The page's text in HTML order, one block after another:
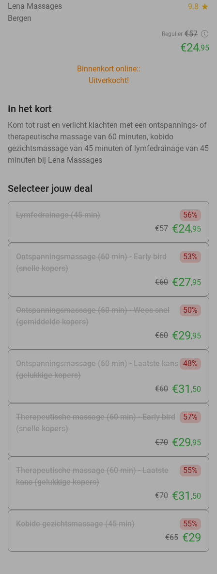
Lena Massages 9.8 star
Bergen
Regulier €57
€24,95
Binnenkort online::
Uitverkocht!
In het kort
Kom tot rust en verlicht klachten met een ontspannings- of
therapeutische massage van 60 minuten, kobido
gezichtsmassage van 45 minuten of lymfedrainage van 45
minuten bij Lena Massages
Selecteer jouw deal
Lymfedrainage (45 min)
56%
€57 €24,95
Ontspanningsmassage (60 min) - Early bird
(snelle kopers)
53%
€60 €27,95
Ontspanningsmassage (60 min) - Wees snel
(gemiddelde kopers)
50%
€60 €29,95
Ontspanningsmassage (60 min) - Laatste kans
(gelukkige kopers)
48%
€60 €31 ,50
Therapeutische massage (60 min) - Early bird
(snelle kopers)
57%
€70 €29,95
Therapeutische massage (60 min) - Laatste
kans (gelukkige kopers)
55%
€70 €31 ,50
Kobido gezichtsmassage (45 min)
55%
€65 €29